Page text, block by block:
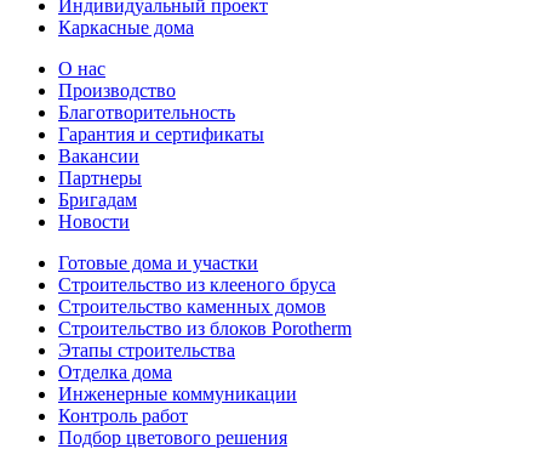
Индивидуальный проект
Каркасные дома
О нас
Производство
Благотворительность
Гарантия и сертификаты
Вакансии
Партнеры
Бригадам
Новости
Готовые дома и участки
Строительство из клееного бруса
Строительство каменных домов
Строительство из блоков Porotherm
Этапы строительства
Отделка дома
Инженерные коммуникации
Контроль работ
Подбор цветового решения